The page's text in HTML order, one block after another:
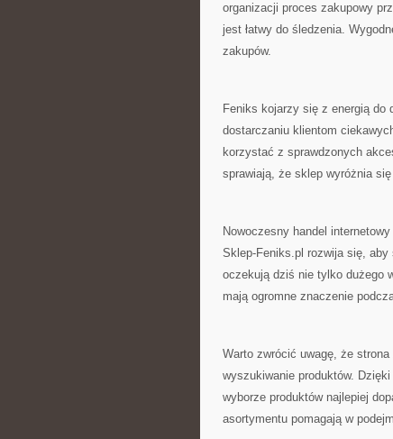
organizacji proces zakupowy
jest łatwy do śledzenia.
zakupów.
Feniks kojarzy się z energią do
dostarczaniu klientom
korzystać z sprawdzonych
sprawiają, że sklep wyróżnia
Nowoczesny handel
Sklep-Feniks.pl rozwija się,
oczekują dziś nie tylko dużego
mają ogromne znaczenie
Warto zwrócić uwagę, że strona
wyszukiwanie produktów.
wyborze produktów najlepiej
asortymentu pomagają w